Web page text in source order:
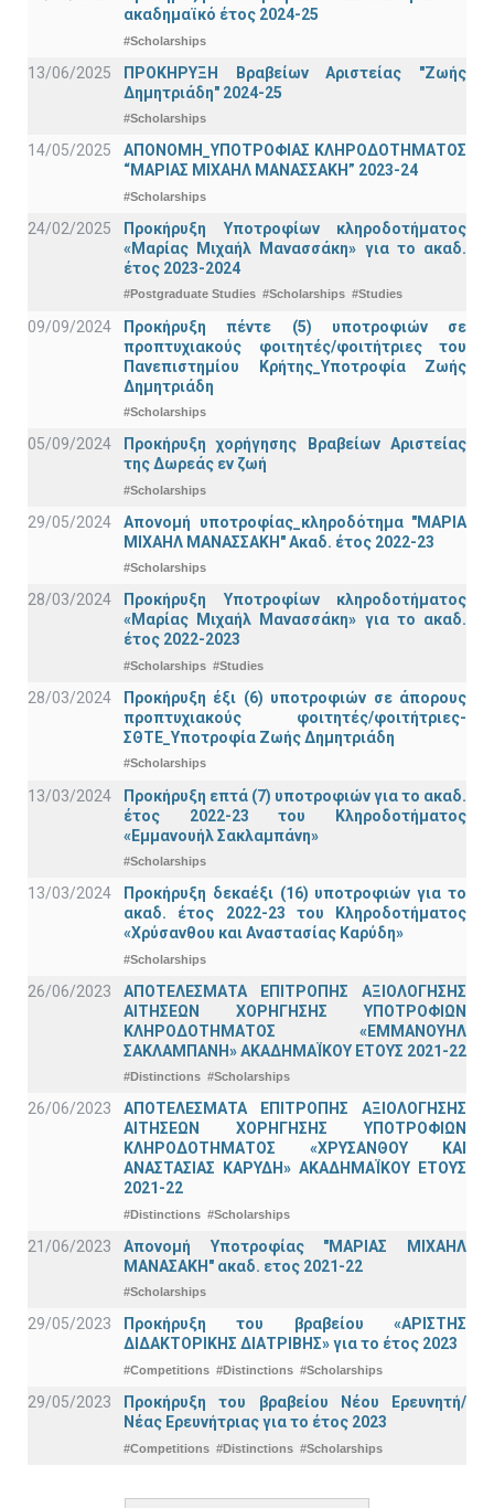
ακαδημαϊκό έτος 2024-25
#Scholarships
13/06/2025
ΠΡΟΚΗΡΥΞΗ Βραβείων Αριστείας "Ζωής
Δημητριάδη" 2024-25
#Scholarships
14/05/2025
ΑΠΟΝΟΜΗ_ΥΠΟΤΡΟΦΙΑΣ ΚΛΗΡΟΔΟΤΗΜΑΤΟΣ
“ΜΑΡΙΑΣ ΜΙΧΑΗΛ ΜΑΝΑΣΣΑΚΗ” 2023-24
#Scholarships
24/02/2025
Προκήρυξη Υποτροφίων κληροδοτήματος
«Μαρίας Μιχαήλ Μανασσάκη» για το ακαδ.
έτος 2023-2024
#Postgraduate Studies #Scholarships #Studies
09/09/2024
Προκήρυξη πέντε (5) υποτροφιών σε
προπτυχιακούς φοιτητές/φοιτήτριες του
Πανεπιστημίου Κρήτης_Υποτροφία Ζωής
Δημητριάδη
#Scholarships
05/09/2024
Προκήρυξη χορήγησης Βραβείων Αριστείας
της Δωρεάς εν ζωή
#Scholarships
29/05/2024
Απονομή υποτροφίας_κληροδότημα "ΜΑΡΙΑ
ΜΙΧΑΗΛ ΜΑΝΑΣΣΑΚΗ" Ακαδ. έτος 2022-23
#Scholarships
28/03/2024
Προκήρυξη Υποτροφίων κληροδοτήματος
«Μαρίας Μιχαήλ Μανασσάκη» για το ακαδ.
έτος 2022-2023
#Scholarships #Studies
28/03/2024
Προκήρυξη έξι (6) υποτροφιών σε άπορους
προπτυχιακούς φοιτητές/φοιτήτριες-
ΣΘΤΕ_Υποτροφία Ζωής Δημητριάδη
#Scholarships
13/03/2024
Προκήρυξη επτά (7) υποτροφιών για το ακαδ.
έτος 2022-23 του Κληροδοτήματος
«Εμμανουήλ Σακλαμπάνη»
#Scholarships
13/03/2024
Προκήρυξη δεκαέξι (16) υποτροφιών για το
ακαδ. έτος 2022-23 του Κληροδοτήματος
«Χρύσανθου και Αναστασίας Καρύδη»
#Scholarships
26/06/2023
ΑΠΟΤΕΛΕΣΜΑΤΑ ΕΠΙΤΡΟΠΗΣ ΑΞΙΟΛΟΓΗΣΗΣ
ΑΙΤΗΣΕΩΝ ΧΟΡΗΓΗΣΗΣ ΥΠΟΤΡΟΦΙΩΝ
ΚΛΗΡΟΔΟΤΗΜΑΤΟΣ «ΕΜΜΑΝΟΥΗΛ
ΣΑΚΛΑΜΠΑΝΗ» ΑΚΑΔΗΜΑΪΚΟΥ ΕΤΟΥΣ 2021-22
#Distinctions #Scholarships
26/06/2023
ΑΠΟΤΕΛΕΣΜΑΤΑ ΕΠΙΤΡΟΠΗΣ ΑΞΙΟΛΟΓΗΣΗΣ
ΑΙΤΗΣΕΩΝ ΧΟΡΗΓΗΣΗΣ ΥΠΟΤΡΟΦΙΩΝ
ΚΛΗΡΟΔΟΤΗΜΑΤΟΣ «ΧΡΥΣΑΝΘΟΥ ΚΑΙ
ΑΝΑΣΤΑΣΙΑΣ ΚΑΡΥΔΗ» ΑΚΑΔΗΜΑΪΚΟΥ ΕΤΟΥΣ
2021-22
#Distinctions #Scholarships
21/06/2023
Απονομή Υποτροφίας "ΜΑΡΙΑΣ ΜΙΧΑΗΛ
ΜΑΝΑΣΑΚΗ" ακαδ. ετος 2021-22
#Scholarships
29/05/2023
Προκήρυξη του βραβείου «ΑΡΙΣΤΗΣ
ΔΙΔΑΚΤΟΡΙΚΗΣ ΔΙΑΤΡΙΒΗΣ» για το έτος 2023
#Competitions #Distinctions #Scholarships
29/05/2023
Προκήρυξη του βραβείου Νέου Ερευνητή/
Νέας Ερευνήτριας για το έτος 2023
#Competitions #Distinctions #Scholarships